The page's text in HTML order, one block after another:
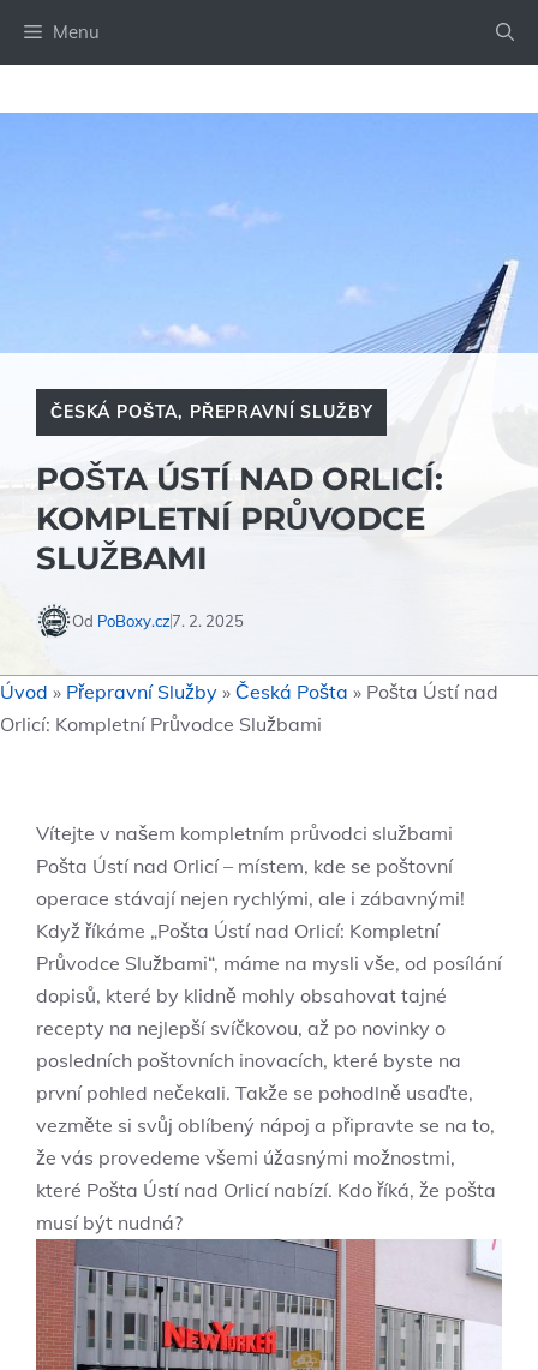
Menu
ČESKÁ POŠTA, PŘEPRAVNÍ SLUŽBY
POŠTA ÚSTÍ NAD ORLICÍ:
KOMPLETNÍ PRŮVODCE
SLUŽBAMI
Od PoBoxy.cz7. 2. 2025
Úvod » Přepravní Služby » Česká Pošta » Pošta Ústí nad
Orlicí: Kompletní Průvodce Službami
Vítejte v našem kompletním průvodci službami
Pošta Ústí nad Orlicí – místem, kde se poštovní
operace stávají nejen rychlými, ale i zábavnými!
Když říkáme „Pošta Ústí nad Orlicí: Kompletní
Průvodce Službami“, máme na mysli vše, od posílání
dopisů, které by klidně mohly obsahovat tajné
recepty na nejlepší svíčkovou, až po novinky o
posledních poštovních inovacích, které byste na
první pohled nečekali. Takže se pohodlně usaďte,
vezměte si svůj oblíbený nápoj a připravte se na to,
že vás provedeme všemi úžasnými možnostmi,
které Pošta Ústí nad Orlicí nabízí. Kdo říká, že pošta
musí být nudná?